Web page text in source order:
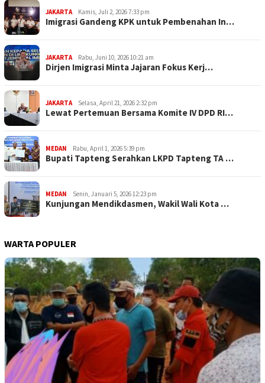
JAKARTA Kamis, Juli 2, 2026 7:33 pm
Imigrasi Gandeng KPK untuk Pembenahan In…
JAKARTA Rabu, Juni 10, 2026 10:21 am
Dirjen Imigrasi Minta Jajaran Fokus Kerj…
JAKARTA Selasa, April 21, 2026 2:32 pm
Lewat Pertemuan Bersama Komite IV DPD RI…
MEDAN Rabu, April 1, 2026 5:39 pm
Bupati Tapteng Serahkan LKPD Tapteng TA …
MEDAN Senin, Januari 5, 2026 12:23 pm
Kunjungan Mendikdasmen, Wakil Wali Kota …
WARTA POPULER